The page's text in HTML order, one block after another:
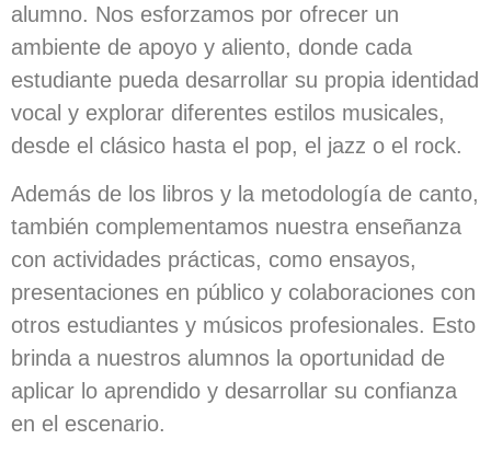
alumno. Nos esforzamos por ofrecer un
ambiente de apoyo y aliento, donde cada
estudiante pueda desarrollar su propia identidad
vocal y explorar diferentes estilos musicales,
desde el clásico hasta el pop, el jazz o el rock.
Además de los libros y la metodología de canto,
también complementamos nuestra enseñanza
con actividades prácticas, como ensayos,
presentaciones en público y colaboraciones con
otros estudiantes y músicos profesionales. Esto
brinda a nuestros alumnos la oportunidad de
aplicar lo aprendido y desarrollar su confianza
en el escenario.